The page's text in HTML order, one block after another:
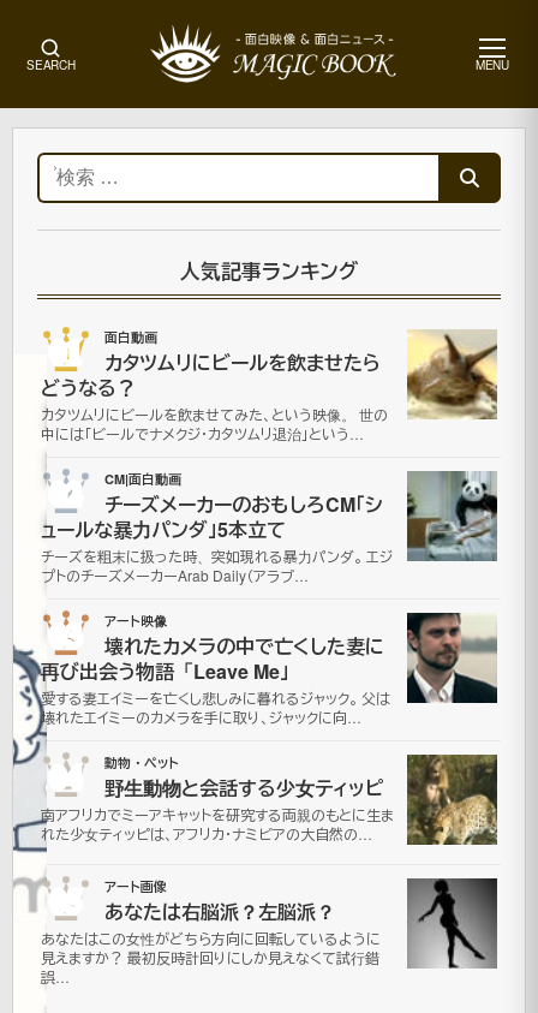
SEARCH MENU
メ
ュ
ー
ー
地
球
の
目
「The
Richat
Structure」
2007
年9月
13日
2021
年7月
16日更
新
そ
の
検
索:
人気記事ランキング
01 面白動画
カタツムリにビールを飲ませたら
どうなる？
カタツムリにビールを飲ませてみた、という映像。 世の
中には「ビールでナメクジ・カタツムリ退治」という…
02 CM|面白動画
チーズメーカーのおもしろCM「シ
ュールな暴力パンダ」5本立て
チーズを粗末に扱った時、突如現れる暴力パンダ。 エジ
プトのチーズメーカーArab Daily（アラブ…
03 アート映像
壊れたカメラの中で亡くした妻に
再び出会う物語「Leave Me」
愛する妻エイミーを亡くし悲しみに暮れるジャック。 父は
壊れたエイミーのカメラを手に取り、ジャックに向…
04 動物・ペット
野生動物と会話する少女ティッピ
南アフリカでミーアキャットを研究する両親のもとに生ま
れた少女ティッピは、アフリカ・ナミビアの大自然の…
05 アート画像
あなたは右脳派？左脳派？
あなたはこの女性がどちら方向に回転しているように
見えますか？ 最初反時計回りにしか見えなくて試行錯
誤…